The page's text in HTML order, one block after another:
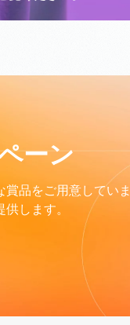
ーン
品をご用意してい
します。